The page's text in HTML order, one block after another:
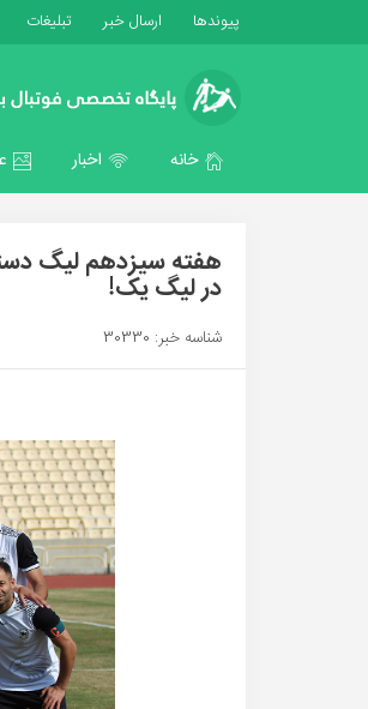
پیوندها ارسال خبر تبلیغات
خانه اخبار
در لیگ یک!
شناسه خبر: 30330